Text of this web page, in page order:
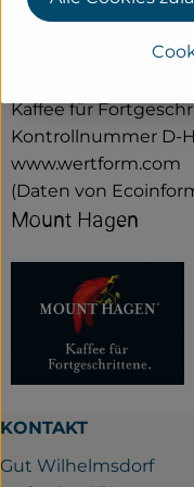
Wertform GmbH
Kaffee für
Kontrollnummer D-
www.wertform.com
(Daten von
Mount Hagen
KONTAKT
Gut Wilhelmsdorf